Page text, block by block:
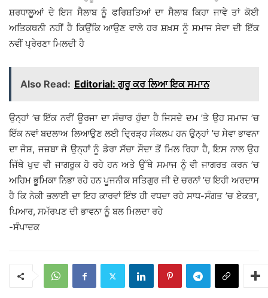
ਸ਼ਰਧਾਲੂਆਂ ਦੇ ਇਸ ਸੈਲਾਬ ਨੂੰ ਫਰਿਸ਼ਤਿਆਂ ਦਾ ਸੈਲਾਬ ਕਿਹਾ ਜਾਵੇ ਤਾਂ ਕੋਈ
ਅਤਿਕਥਨੀ ਨਹੀਂ ਹੈ ਕਿਉਂਕਿ ਆਉਣ ਵਾਲੇ ਹਰ ਸ਼ਖ਼ਸ ਨੂੰ ਸਮਾਜ ਸੇਵਾ ਦੀ ਇੱਕ
ਨਵੀਂ ਪ੍ਰੇਰਣਾ ਮਿਲਦੀ ਹੈ
Also Read: Editorial: ਗੁਰੂ ਕਰ ਲਿਆ ਇਕ ਸਮਾਨ
ਉਨ੍ਹਾਂ ’ਚ ਇੱਕ ਨਵੀਂ ਊਰਜਾ ਦਾ ਸੰਚਾਰ ਹੁੰਦਾ ਹੈ ਜਿਸਦੇ ਦਮ ’ਤੇ ਉਹ ਸਮਾਜ ’ਚ
ਇੱਕ ਨਵਾਂ ਬਦਲਾਅ ਲਿਆਉਣ ਲਈ ਦ੍ਰਿੜ੍ਹ ਸੰਕਲਪ ਹਨ ਉਨ੍ਹਾਂ ’ਚ ਸੇਵਾ ਭਾਵਨਾ
ਦਾ ਜੋਸ਼, ਜਜ਼ਬਾ ਜੋ ਉਨ੍ਹਾਂ ਨੂੰ ਡੇਰਾ ਸੱਚਾ ਸੌਦਾ ਤੋਂ ਮਿਲ ਰਿਹਾ ਹੈ, ਇਸ ਨਾਲ ਉਹ
ਜਿੱਥੇ ਖੁਦ ਵੀ ਜਾਗਰੂਕ ਹੋ ਰਹੇ ਹਨ ਅਤੇ ਉੱਥੇ ਸਮਾਜ ਨੂੰ ਵੀ ਜਾਗਰਤ ਕਰਨ ’ਚ
ਅਹਿਮ ਭੂਮਿਕਾ ਨਿਭਾ ਰਹੇ ਹਨ ਪੂਜਨੀਕ ਸਤਿਗੁਰ ਜੀ ਦੇ ਚਰਨਾਂ ’ਚ ਇਹੀ ਅਰਦਾਸ
ਹੈ ਕਿ ਨੇਕੀ ਭਲਾਈ ਦਾ ਇਹ ਕਾਰਵਾਂ ਇੰਝ ਹੀ ਵਧਦਾ ਰਹੇ ਸਾਧ-ਸੰਗਤ ’ਚ ਏਕਤਾ,
ਪਿਆਰ, ਸਮੱਰਪਣ ਦੀ ਭਾਵਨਾ ਨੂੰ ਬਲ ਮਿਲਦਾ ਰਹੇ
-ਸੰਪਾਦਕ